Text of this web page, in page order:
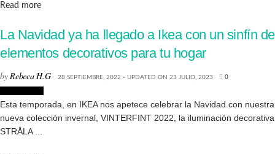
Read moreDetails
La Navidad ya ha llegado a Ikea con un sinfín de
elementos decorativos para tu hogar
byRebeca H.G 28 SEPTIEMBRE, 2022 - UPDATED ON 23 JULIO, 2023 0
Esta temporada, en IKEA nos apetece celebrar la Navidad con nuestra
nueva colección invernal, VINTERFINT 2022, la iluminación decorativa
STRÅLA ...